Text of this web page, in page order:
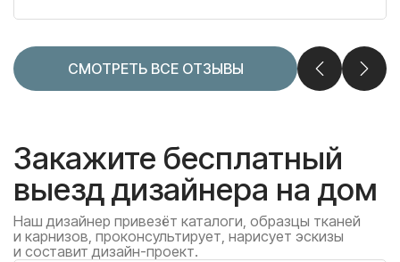
СМОТРЕТЬ ВСЕ ОТЗЫВЫ
Закажите бесплатный
выезд дизайнера на дом
Наш дизайнер привезёт каталоги, образцы тканей
и карнизов, проконсультирует, нарисует эскизы
и составит дизайн-проект.